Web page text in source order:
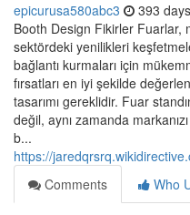
epicurusa580abc3 393
Booth Design Fikirler Fuarlar,
sektördeki yenilikleri
bağlantı kurmaları için
fırsatları en iyi şekilde
tasarımı gereklidir. Fuar
değil, aynı zamanda
b...
https://
Comments
Who